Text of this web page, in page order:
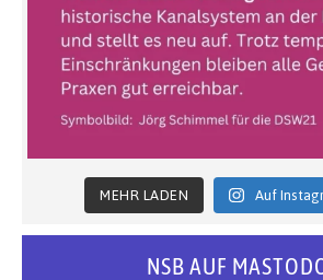
MEHR LADEN Auf
NSB AUF